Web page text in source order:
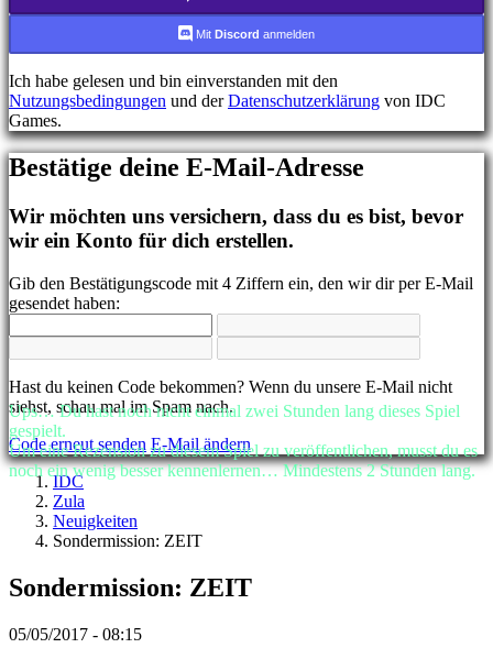
FR
IT
KO
NL
NO
PL
PT
RU
SR
SV
TR
UK
Das
Spiel
Das
Spiel
Gameplay
In-
Events
Neuigkeiten
Guides
Mit Discord anmelden
Ich habe gelesen und bin einverstanden mit den
Nutzungsbedingungen und derDatenschutzerklärung von IDC
Games.
Bestätige deine E-Mail-Adresse
Wir möchten uns versichern, dass du es bist, bevor
wir ein Konto für dich erstellen.
Gib den Bestätigungscode mit 4 Ziffern ein, den wir dir per E-Mail
gesendet haben:
Hast du keinen Code bekommen? Wenn du unsere E-Mail nicht
siehst, schau mal im Spam nach.
Code erneut senden E-Mail ändern
IDC
Zula
Neuigkeiten
Sondermission: ZEIT
Sondermission: ZEIT
05/05/2017 - 08:15
Ups… Du hast noch nicht einmal zwei Stunden lang dieses Spiel
gespielt.
Um eine Rezension zu diesem Spiel zu veröffentlichen, musst du es
noch ein wenig besser kennenlernen… Mindestens 2 Stunden lang.